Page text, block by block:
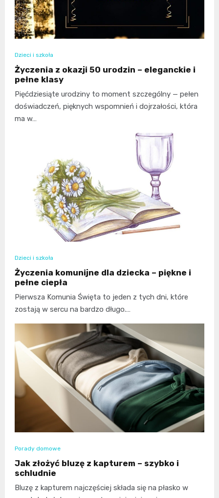
Dzieci i szkoła
Życzenia z okazji 50 urodzin – eleganckie i
pełne klasy
Pięćdziesiąte urodziny to moment szczególny — pełen
doświadczeń, pięknych wspomnień i dojrzałości, która
ma w…
Dzieci i szkoła
Życzenia komunijne dla dziecka – piękne i
pełne ciepła
Pierwsza Komunia Święta to jeden z tych dni, które
zostają w sercu na bardzo długo.…
Porady domowe
Jak złożyć bluzę z kapturem – szybko i
schludnie
Bluzę z kapturem najczęściej składa się na płasko w